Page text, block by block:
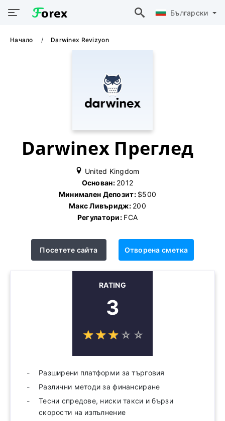
Български
Начало Darwinex Revizyon
Darwinex Преглед
United Kingdom
Основан: 2012
Минимален Депозит: $500
Макс Ливъридж: 200
Регулатори: FCA
Посетете сайта Отворена сметка
RATING
3
☆☆☆ ☆ ☆
★★★ ★ ★
Разширени платформи за търговия
Различни методи за финансиране
Тесни спредове, ниски такси и бързи
скорости на изпълнение